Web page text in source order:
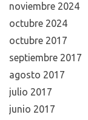
noviembre 2024
octubre 2024
octubre 2017
septiembre 2017
agosto 2017
julio 2017
junio 2017